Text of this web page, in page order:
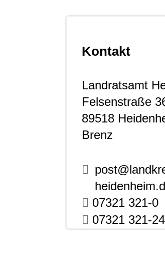
Kontakt
Landratsamt
Felsenstraße
89518
Brenz
07321 321-0
07321 321-